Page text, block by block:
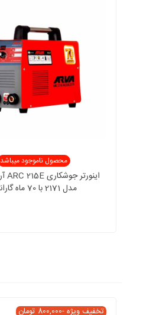
محصول ناموجود میباشد
مدل 2171 با 70 ماه گارانتی
تخفیف ویژه-800,000 تومان